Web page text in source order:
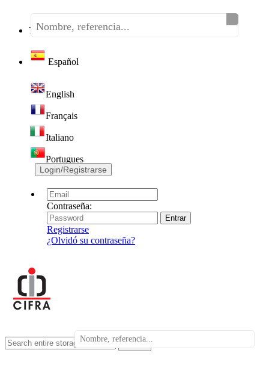
Teléfono:(+34) 968 320 046
Español
English
Français
Italiano
Portugues
Login/Registrarse
Contraseña:
Registrarse
¿Olvidó su contraseña?
search